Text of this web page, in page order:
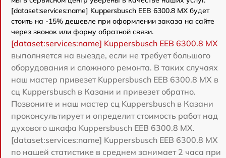
[dataset:services:name] Kuppersbusch EEB 6300.8 MX будет
стоить на -15% дешевле при оформлении заказа на сайте
через звонок или форму обратной связи.
[dataset:services:name] Kuppersbusch EEB 6300.8 MX
выполняется на выезде, если не требует большого
оборудования и сложного ремонта. В таких случаях
наш мастер привезет Kuppersbusch EEB 6300.8 MX в
сц Kuppersbusch в Казани и привезет обратно.
Позвоните и наш мастер сц Kuppersbusch в Казани
проконсультирует и определит стоимость работ над
духового шкафа Kuppersbusch EEB 6300.8 MX.
[dataset:services:name] Kuppersbusch EEB 6300.8 MX
по нашей статистике в среднем занимает 2 часа при